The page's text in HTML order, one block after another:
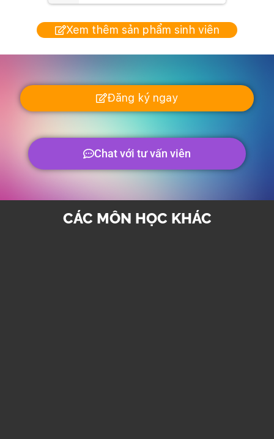
Xem thêm sản phẩm sinh viên
Đăng ký ngay
Chat với tư vấn viên
CÁC MÔN HỌC KHÁC